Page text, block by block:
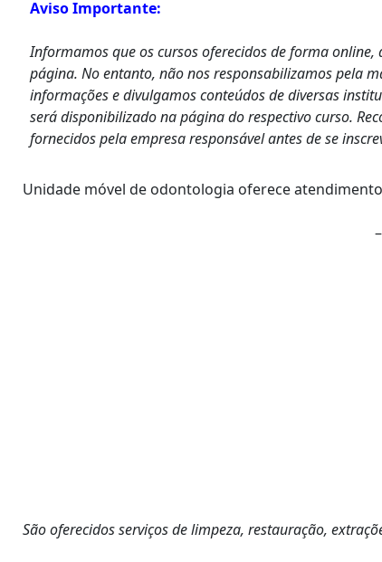
Aviso Importante:
Informamos que os cursos oferecidos de forma
página. No entanto, não nos responsabilizamos pela
informações e divulgamos conteúdos de diversas
será disponibilizado na página do respectivo curso.
fornecidos pela empresa responsável antes de se
Unidade móvel de odontologia oferece
São oferecidos serviços de limpeza, restauração,